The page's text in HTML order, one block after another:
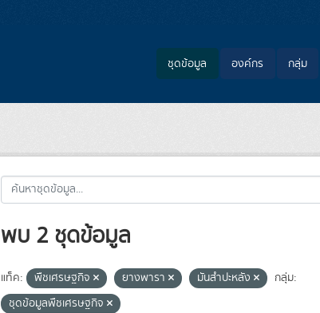
ชุดข้อมูล องค์กร กลุ่ม
พบ 2 ชุดข้อมูล
แท็ค: พืชเศรษฐกิจ ยางพารา มันสำปะหลัง
กลุ่ม:
ชุดข้อมูลพืชเศรษฐกิจ